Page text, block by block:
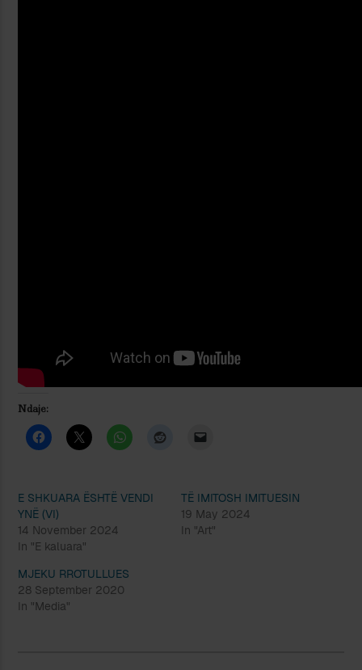
Ndaje:
E SHKUARA ËSHTË VENDI
YNË (VI)
14 November 2024
In "E kaluara"
TË IMITOSH IMITUESIN
19 May 2024
In "Art"
MJEKU RROTULLUES
28 September 2020
In "Media"